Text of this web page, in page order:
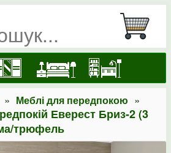
» Меблі для передпокою »
Еверест Бриз-2 (3
трюфель